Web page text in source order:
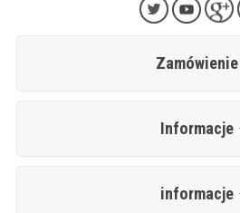
Zamówienie
Informacje
informacje